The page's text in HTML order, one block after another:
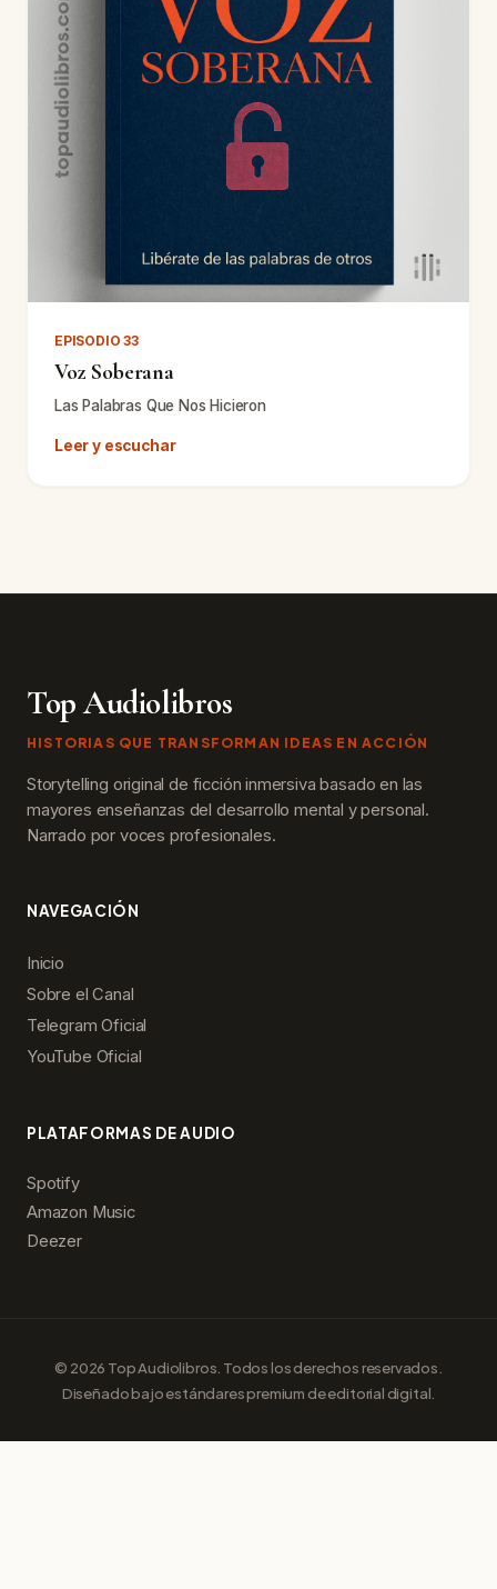
EPISODIO 33
Voz Soberana
Las Palabras Que Nos Hicieron
Leer y escuchar
Top Audiolibros
HISTORIAS QUE TRANSFORMAN IDEAS EN ACCIÓN
Storytelling original de ficción inmersiva basado en las
mayores enseñanzas del desarrollo mental y personal.
Narrado por voces profesionales.
NAVEGACIÓN
Inicio
Sobre el Canal
Telegram Oficial
YouTube Oficial
PLATAFORMAS DE AUDIO
Spotify
Amazon Music
Deezer
© 2026 Top Audiolibros. Todos los derechos reservados.
Diseñado bajo estándares premium de editorial digital.